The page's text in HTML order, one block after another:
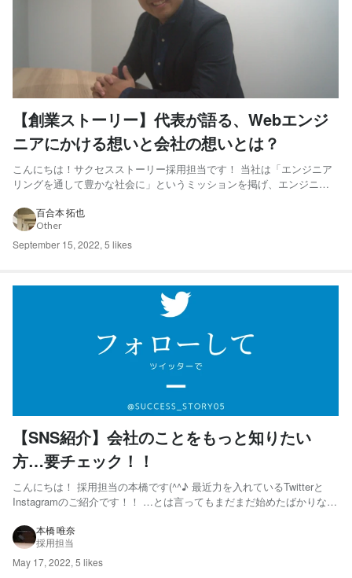
【創業ストーリー】代表が語る、Webエンジ
ニアにかける想いと会社の想いとは？
こんにちは！サクセスストーリー採用担当です！ 当社は「エンジニア
リングを通して豊かな社会に」というミッションを掲げ、エンジニア
になって欲しいという想いを込めた、ITベンチャー企業です。 今回は
創業ストーリー第一弾として、会社が大事にする想いやエンジニア...
百合本 拓也
Other
September 15, 2022, 5 likes
【SNS紹介】会社のことをもっと知りたい
方…要チェック！！
こんにちは！ 採用担当の本橋です(^^♪ 最近力を入れているTwitterと
Instagramのご紹介です！！ …とは言ってもまだまだ始めたばかりなの
【Instagram】 会社情報や社内イベントの様子をアップしています！
▶https://www....
本橋 唯奈
採用担当
May 17, 2022, 5 likes